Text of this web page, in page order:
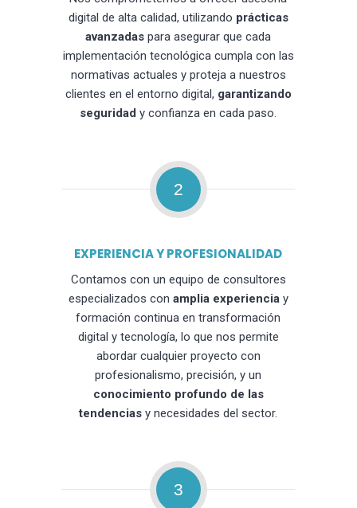
digital de alta calidad, utilizando prácticas
avanzadas para asegurar que cada
implementación tecnológica cumpla con las
normativas actuales y proteja a nuestros
clientes en el entorno digital, garantizando
seguridad y confianza en cada paso.
2
EXPERIENCIA Y PROFESIONALIDAD
Contamos con un equipo de consultores
especializados con amplia experienciay
formación continua en transformación
digital y tecnología, lo que nos permite
abordar cualquier proyecto con
profesionalismo, precisión, y un
conocimiento profundo de las
tendencias y necesidades del sector.
3